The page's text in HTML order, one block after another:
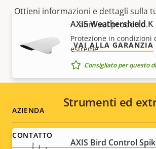
AXIS Weathershield K
Protezione in condizioni
estreme
Consigliato per questo
Strumenti ed
AXIS Bird Control
Ottieni informazioni e dettagli sulla
anni sul prodotto.
VAI ALLA GARANZIA
Footer
menu
AZIENDA
CONTATTO